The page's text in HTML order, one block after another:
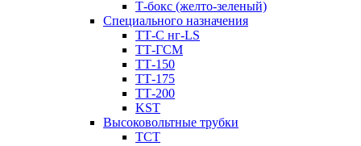
Т-бокс (желто-зеленый)
Специального назначения
ТТ-С нг-LS
ТТ-ГСМ
ТТ-150
ТТ-175
ТТ-200
KST
Высоковольтные трубки
ТСТ